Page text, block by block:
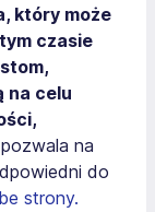
który może
czasie
na celu
na
do
strony.